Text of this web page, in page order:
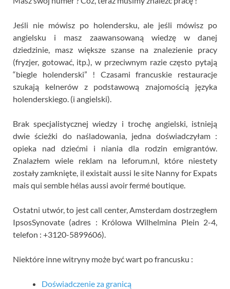
Jeśli nie mówisz po holendersku, ale jeśli mówisz po
angielsku i masz zaawansowaną wiedzę w danej
dziedzinie, masz większe szanse na znalezienie pracy
(fryzjer, gotować, itp.), w przeciwnym razie często pytają
“biegle holenderski” ! Czasami francuskie restauracje
szukają kelnerów z podstawową znajomością języka
holenderskiego. (i angielski).
Brak specjalistycznej wiedzy i trochę angielski, istnieją
dwie ścieżki do naśladowania, jedna doświadczyłam :
opieka nad dziećmi i niania dla rodzin emigrantów.
Znalazłem wiele reklam na leforum.nl, które niestety
zostały zamknięte, il existait aussi le site Nanny for Expats
mais qui semble hélas aussi avoir fermé boutique
Ostatni utwór, to jest call center, Amsterdam dostrzegłem
IpsosSynovate (adres : Królowa Wilhelmina Plein 2-4,
telefon : +3120-5899606).
Niektóre inne witryny może być wart po francusku :
Doświadczenie za granicą